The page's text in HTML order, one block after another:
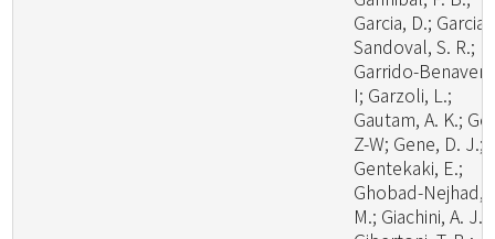
Garcia, D.; Garcia-
Sandoval, S. R.;
Garrido-
I; Garzoli, L.;
Gautam, A. K.; Ge,
Z-W; Gene, D. J.;
Gentekaki, E.;
Ghobad-Nejhad,
M.; Giachini, A. J.;